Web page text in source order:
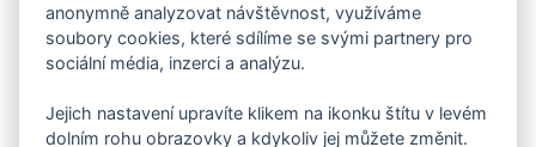
Aplikace Mobilní rozhlas
Chcete dostávat do svého mobilu či mailu upozornění na
ankety, pozvánky na kulturní a sportovní akce?
anonymně analyzovat návštěvnost, využíváme
soubory cookies, které sdílíme se svými partnery pro
sociální média, inzerci a analýzu.
Jejich nastavení upravíte klikem na ikonku štítu v levém
dolním rohu obrazovky a kdykoliv jej můžete změnit.